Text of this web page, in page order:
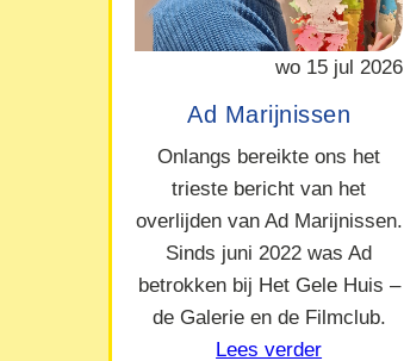
wo 15 jul 2026
Ad Marijnissen
Onlangs bereikte ons het
trieste bericht van het
overlijden van Ad Marijnissen.
Sinds juni 2022 was Ad
betrokken bij Het Gele Huis –
de Galerie en de Filmclub.
Lees verder